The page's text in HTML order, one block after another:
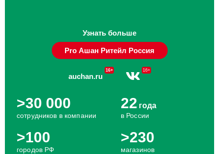
Узнать больше
Pro Ашан Ритейл Россия
auchan.ru
16+ 16+
>30 000
сотрудников в компании
22 года
в России
>100
городов РФ
>230
магазинов